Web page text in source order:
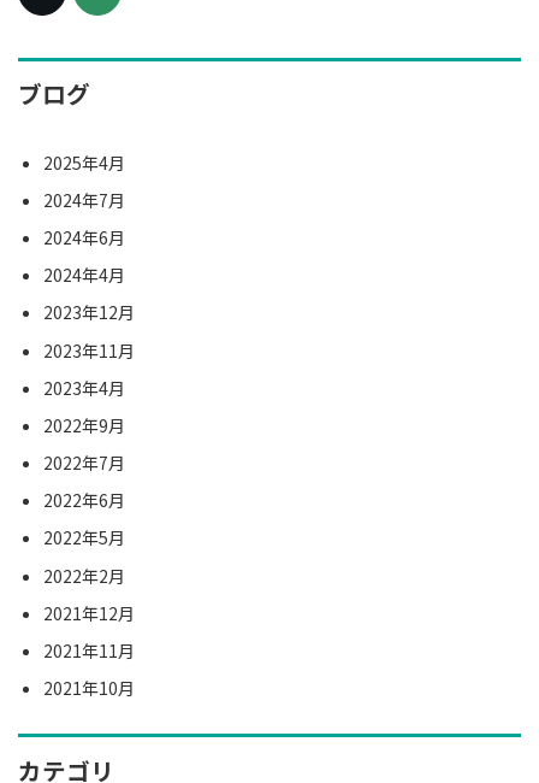
ブログ
2025年4月
2024年7月
2024年6月
2024年4月
2023年12月
2023年11月
2023年4月
2022年9月
2022年7月
2022年6月
2022年5月
2022年2月
2021年12月
2021年11月
2021年10月
カテゴリ